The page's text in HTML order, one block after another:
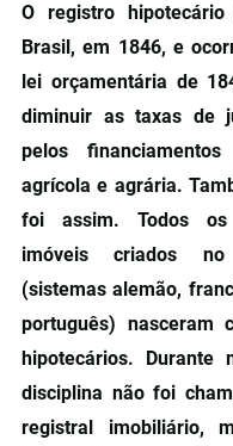
O registro
Brasil, em 1846, e
lei orçamentária de
diminuir as taxas de
pelos
agrícola e agrária.
foi assim. Todos
imóveis criados
(sistemas alemão,
português) nasceram
hipotecários. Durante
disciplina não foi
registral imobiliário,